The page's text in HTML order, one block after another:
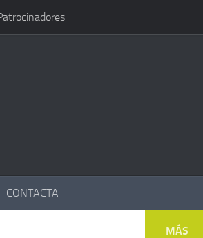
CONTACTA
MÁS